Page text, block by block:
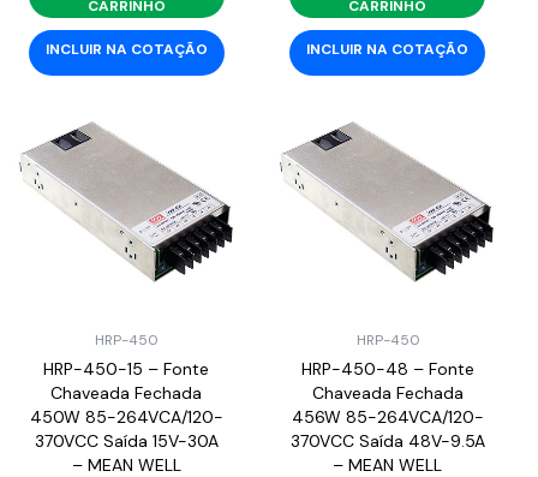
CARRINHO
INCLUIR NA COTAÇÃO
CARRINHO
INCLUIR NA COTAÇÃO
HRP-450
HRP-450-15 – Fonte
Chaveada Fechada
450W 85-264VCA/120-
370VCC Saída 15V-30A
– MEAN WELL
HRP-450
HRP-450-48 – Fonte
Chaveada Fechada
456W 85-264VCA/120-
370VCC Saída 48V-9.5A
– MEAN WELL